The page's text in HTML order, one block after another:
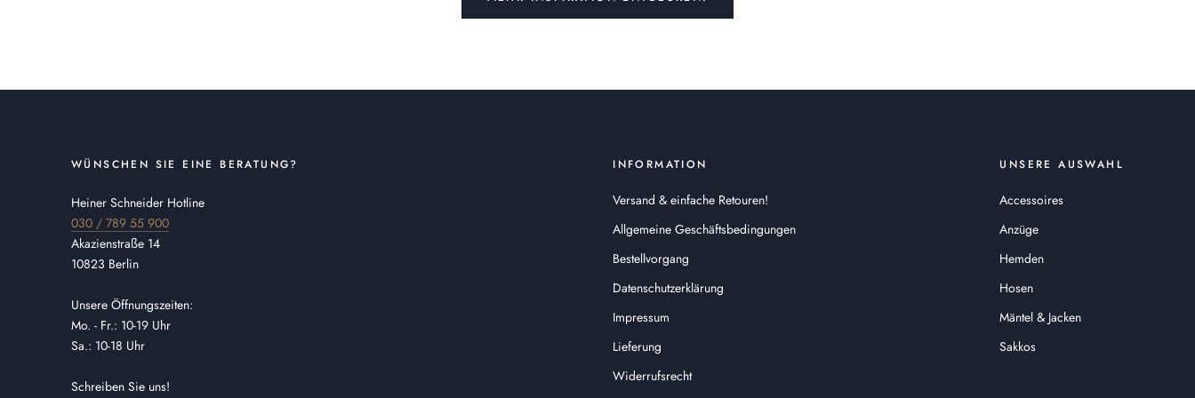
WÜNSCHEN SIE EINE BERATUNG?
Heiner Schneider Hotline
030 / 789 55 900
Akazienstraße 14
10823 Berlin
Unsere Öffnungszeiten:
Mo. - Fr.: 10-19 Uhr
Sa.: 10-18 Uhr
Schreiben Sie uns!
INFORMATION
Versand & einfache Retouren!
Allgemeine Geschäftsbedingungen
Bestellvorgang
Datenschutzerklärung
Impressum
Lieferung
Widerrufsrecht
UNSERE AUSWAHL
Accessoires
Anzüge
Hemden
Hosen
Mäntel & Jacken
Sakkos